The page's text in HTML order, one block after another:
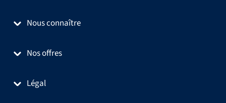
Nous connaître
Nos offres
Légal